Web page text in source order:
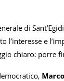
di
l’interesse e
chiaro: porre